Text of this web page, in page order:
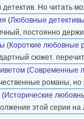
Но читать
(Любовные детективы
постоянно
(Короткие любовные
сюжет.
(Современные
романы, но
(Исторические
этой серии на